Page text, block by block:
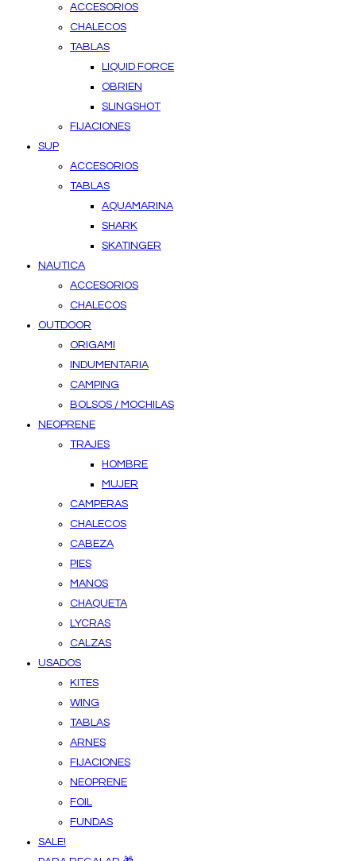
ACCESORIOS
CHALECOS
TABLAS
LIQUID FORCE
OBRIEN
SLINGSHOT
FIJACIONES
SUP
ACCESORIOS
TABLAS
AQUAMARINA
SHARK
SKATINGER
NAUTICA
ACCESORIOS
CHALECOS
OUTDOOR
ORIGAMI
INDUMENTARIA
CAMPING
BOLSOS / MOCHILAS
NEOPRENE
TRAJES
HOMBRE
MUJER
CAMPERAS
CHALECOS
CABEZA
PIES
MANOS
CHAQUETA
LYCRAS
CALZAS
USADOS
KITES
WING
TABLAS
ARNES
FIJACIONES
NEOPRENE
FOIL
FUNDAS
SALE!